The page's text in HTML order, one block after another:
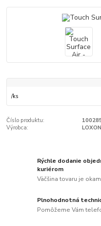
/ks
Číslo produktu:
Výrobca:
Rýchle dodanie
kuriérom
Väčšina tovaru je
Plnohodnotná
Pomôžeme Vám